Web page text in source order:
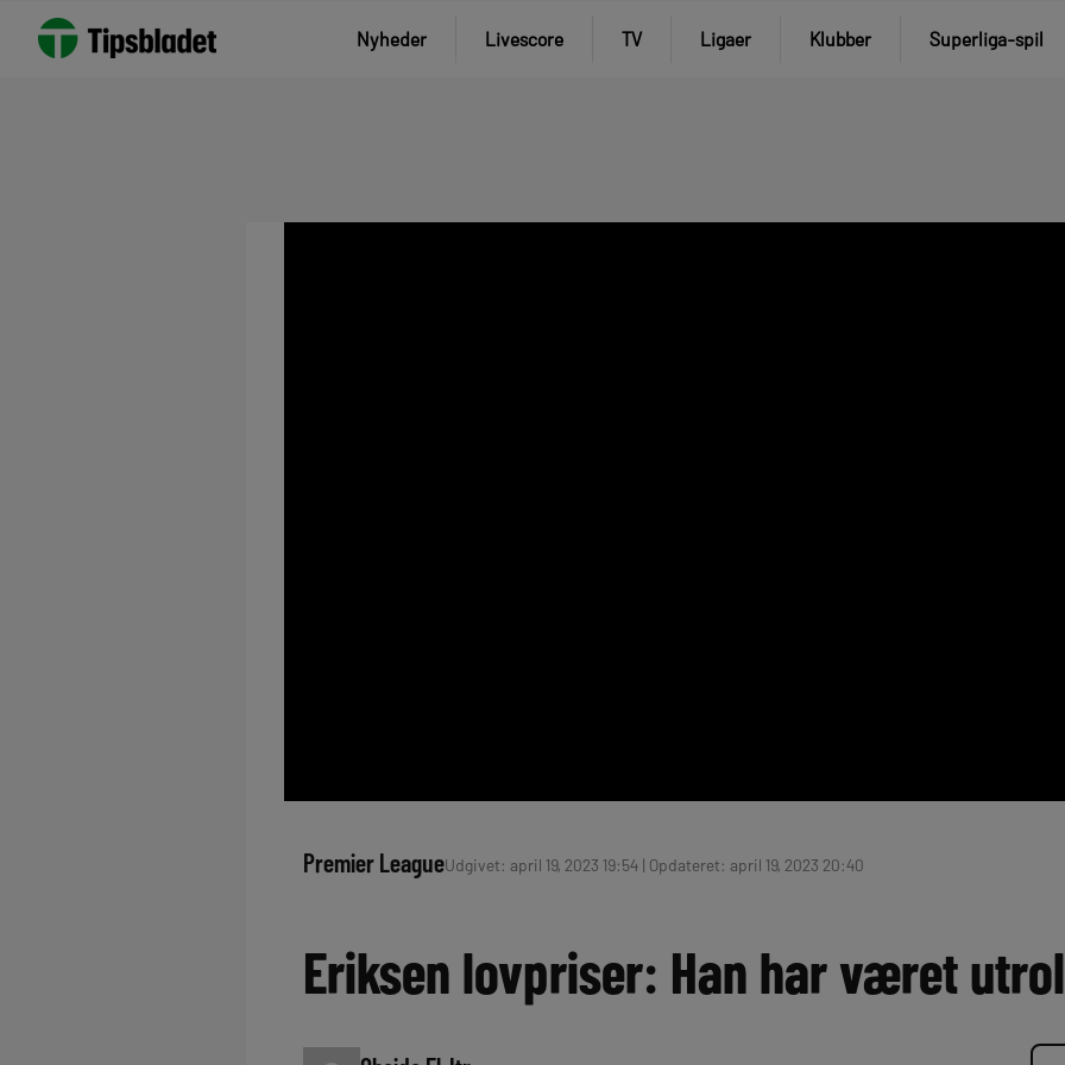
Nyheder Livescore TV Ligaer Klubber Superliga-spil
Premier LeagueUdgivet: april 19, 2023 19:54 | Opdateret: april 19, 2023 20:40
Eriksen lovpriser: Han har været